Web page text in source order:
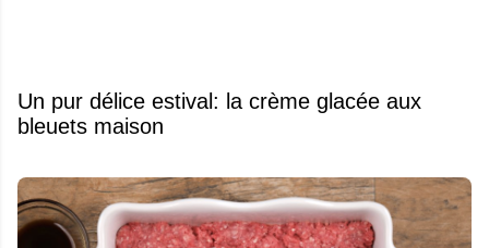
Un pur délice estival: la crème glacée aux
bleuets maison